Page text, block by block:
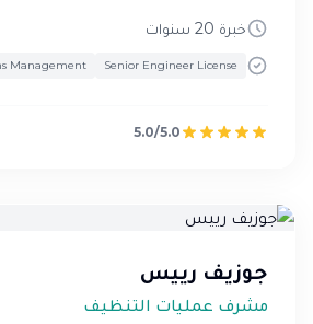
خبرة 20 سنوات
Senior Engineer License
Management
5.0/5.0
جوزيف رييس
مشرف عمليات التنظيف